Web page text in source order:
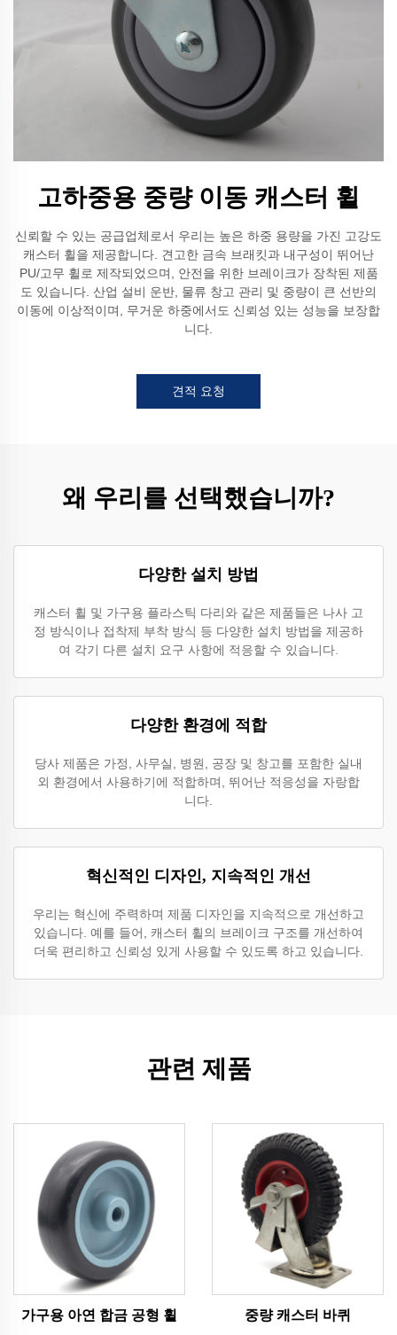
고하중용 중량 이동 캐스터 휠
신뢰할 수 있는 공급업체로서 우리는 높은 하중 용량을 가진 고강도
캐스터 휠을 제공합니다. 견고한 금속 브래킷과 내구성이 뛰어난
PU/고무 휠로 제작되었으며, 안전을 위한 브레이크가 장착된 제품
도 있습니다. 산업 설비 운반, 물류 창고 관리 및 중량이 큰 선반의
이동에 이상적이며, 무거운 하중에서도 신뢰성 있는 성능을 보장합
니다.
견적 요청
왜 우리를 선택했습니까?
다양한 설치 방법
캐스터 휠 및 가구용 플라스틱 다리와 같은 제품들은 나사 고
정 방식이나 접착제 부착 방식 등 다양한 설치 방법을 제공하
여 각기 다른 설치 요구 사항에 적응할 수 있습니다.
다양한 환경에 적합
당사 제품은 가정, 사무실, 병원, 공장 및 창고를 포함한 실내
외 환경에서 사용하기에 적합하며, 뛰어난 적응성을 자랑합
니다.
혁신적인 디자인, 지속적인 개선
우리는 혁신에 주력하며 제품 디자인을 지속적으로 개선하고
있습니다. 예를 들어, 캐스터 휠의 브레이크 구조를 개선하여
더욱 편리하고 신뢰성 있게 사용할 수 있도록 하고 있습니다.
관련 제품
가구용 아연 합금 공형 휠 중량 캐스터 바퀴